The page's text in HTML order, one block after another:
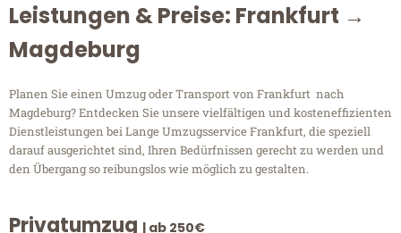
Leistungen & Preise: Frankfurt →
Magdeburg
Planen Sie einen Umzug oder Transport von Frankfurt nach
Magdeburg? Entdecken Sie unsere vielfältigen und kosteneffizienten
Dienstleistungen bei Lange Umzugsservice Frankfurt, die speziell
darauf ausgerichtet sind, Ihren Bedürfnissen gerecht zu werden und
den Übergang so reibungslos wie möglich zu gestalten.
Privatumzug | ab 250€